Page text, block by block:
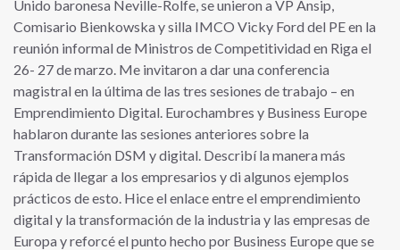
Unido baronesa Neville-Rolfe, se unieron a VP Ansip,
Comisario Bienkowska y silla IMCO Vicky Ford del PE en la
reunión informal de Ministros de Competitividad en Riga el
26- 27 de marzo. Me invitaron a dar una conferencia
magistral en la última de las tres sesiones de trabajo – en
Emprendimiento Digital. Eurochambres y Business Europe
hablaron durante las sesiones anteriores sobre la
Transformación DSM y digital. Describí la manera más
rápida de llegar a los empresarios y di algunos ejemplos
prácticos de esto. Hice el enlace entre el emprendimiento
digital y la transformación de la industria y las empresas de
Europa y reforcé el punto hecho por Business Europe que se